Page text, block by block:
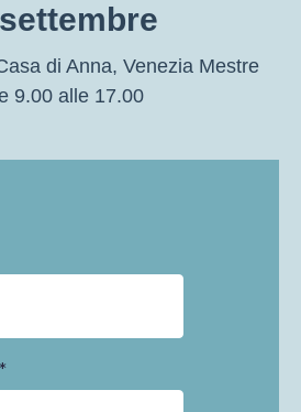
di Anna, Venezia Mestre
9.00 alle 17.00
*